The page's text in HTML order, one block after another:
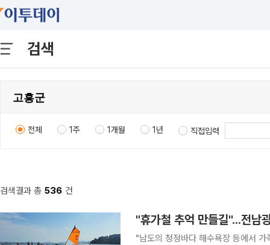
검색
전체 1주 1개월 1년 직접입력
검색결과 총 536 건
"휴가철 추억 만들길"...전남
"남도의 청정바다 해수욕장 등에서